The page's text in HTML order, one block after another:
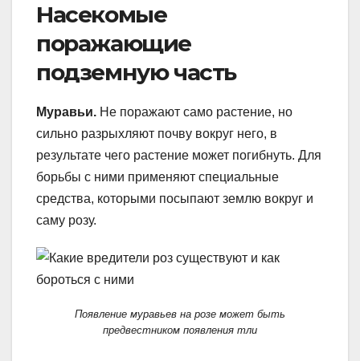
Насекомые
поражающие
подземную часть
Муравьи. Не поражают само растение, но
сильно разрыхляют почву вокруг него, в
результате чего растение может погибнуть. Для
борьбы с ними применяют специальные
средства, которыми посыпают землю вокруг и
саму розу.
Появление муравьев на розе может быть
предвестником появления тли